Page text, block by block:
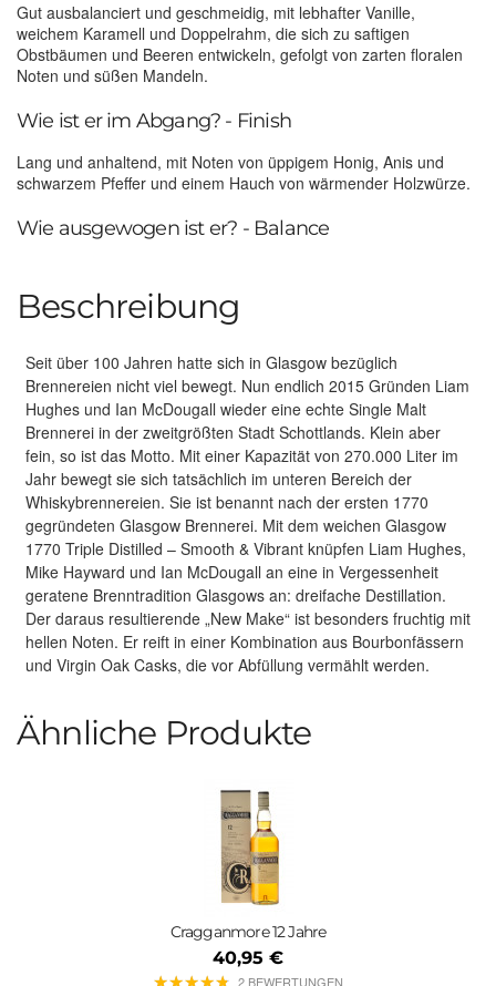
Gut ausbalanciert und geschmeidig, mit lebhafter Vanille,
weichem Karamell und Doppelrahm, die sich zu saftigen
Obstbäumen und Beeren entwickeln, gefolgt von zarten floralen
Noten und süßen Mandeln.
Wie ist er im Abgang? - Finish
Lang und anhaltend, mit Noten von üppigem Honig, Anis und
schwarzem Pfeffer und einem Hauch von wärmender Holzwürze.
Wie ausgewogen ist er? - Balance
Beschreibung
Seit über 100 Jahren hatte sich in Glasgow bezüglich
Brennereien nicht viel bewegt. Nun endlich 2015 Gründen Liam
Hughes und Ian McDougall wieder eine echte Single Malt
Brennerei in der zweitgrößten Stadt Schottlands. Klein aber
fein, so ist das Motto. Mit einer Kapazität von 270.000 Liter im
Jahr bewegt sie sich tatsächlich im unteren Bereich der
Whiskybrennereien. Sie ist benannt nach der ersten 1770
gegründeten Glasgow Brennerei. Mit dem weichen Glasgow
1770 Triple Distilled – Smooth & Vibrant knüpfen Liam Hughes,
Mike Hayward und Ian McDougall an eine in Vergessenheit
geratene Brenntradition Glasgows an: dreifache Destillation.
Der daraus resultierende „New Make“ ist besonders fruchtig mit
hellen Noten. Er reift in einer Kombination aus Bourbonfässern
und Virgin Oak Casks, die vor Abfüllung vermählt werden.
Ähnliche Produkte
Cragganmore 12 Jahre
40,95 €
2 BEWERTUNGEN